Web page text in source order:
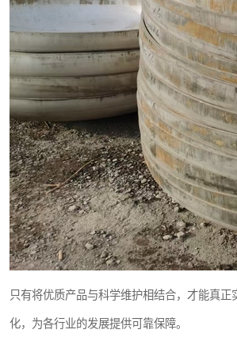
只有将优质产品与科学维护相结合，才能真正
化，为各行业的发展提供可靠保障。